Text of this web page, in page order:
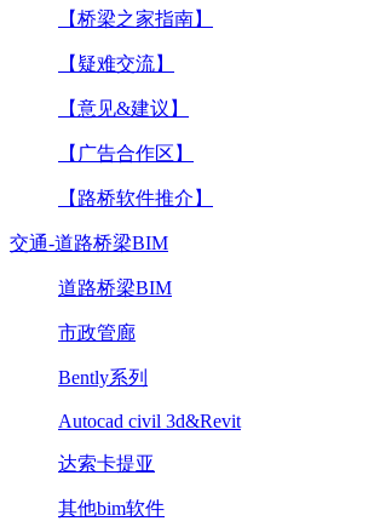
【桥梁之家指南】
【疑难交流】
【意见&建议】
【广告合作区】
【路桥软件推介】
交通-道路桥梁BIM
道路桥梁BIM
市政管廊
Bently系列
Autocad civil 3d&Revit
达索卡提亚
其他bim软件